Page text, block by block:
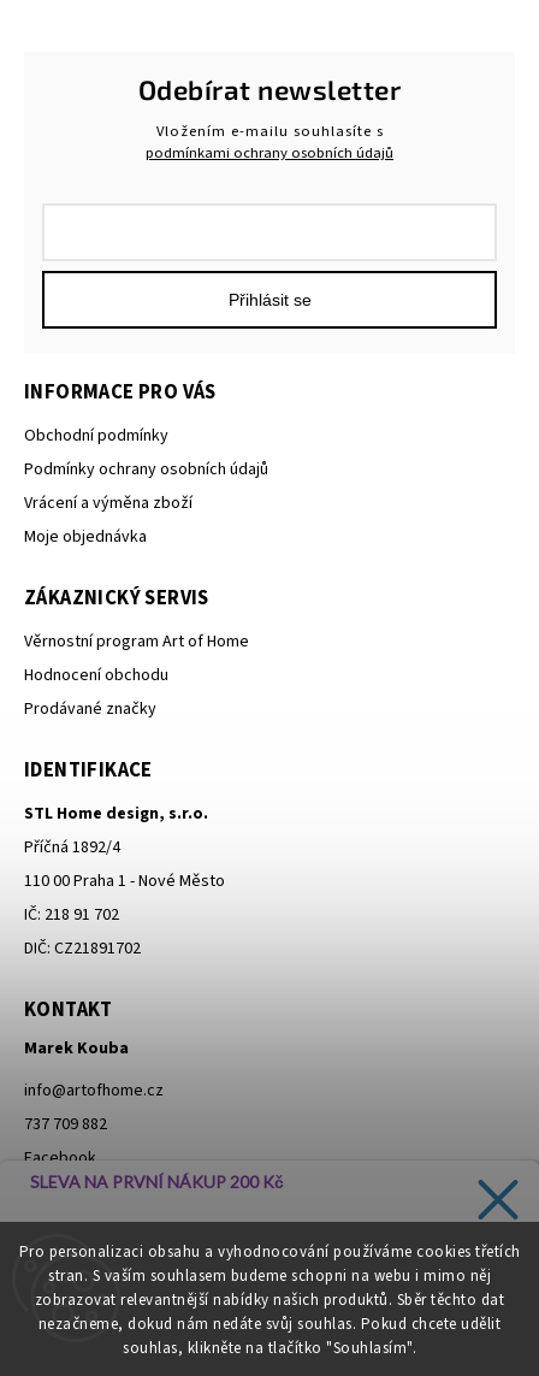
Pro personalizaci obsahu a vyhodnocování používáme cookies třetích
stran. S vaším souhlasem budeme schopni na webu i mimo něj
zobrazovat relevantnější nabídky našich produktů. Sběr těchto dat
nezačneme, dokud nám nedáte svůj souhlas. Pokud chcete udělit
souhlas, klikněte na tlačítko "Souhlasím".
Odebírat newsletter
Vložením e-mailu souhlasíte s
podmínkami ochrany osobních údajů
Přihlásit se
INFORMACE PRO VÁS
Obchodní podmínky
Podmínky ochrany osobních údajů
Vrácení a výměna zboží
Moje objednávka
ZÁKAZNICKÝ SERVIS
Věrnostní program Art of Home
Hodnocení obchodu
Prodávané značky
IDENTIFIKACE
STL Home design, s.r.o.
Příčná 1892/4
110 00 Praha 1 - Nové Město
IČ: 218 91 702
DIČ: CZ21891702
KONTAKT
Marek Kouba
info@artofhome.cz
737 709 882
Facebook
Instagram
Moje objednávka - odstoupení od smlouvy
SLEVA NA PRVNÍ NÁKUP 200 Kč
slevách přímo do vaší schránky!